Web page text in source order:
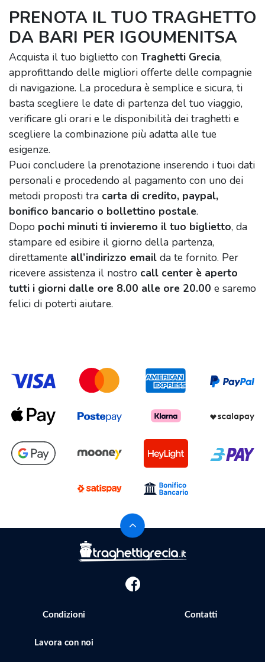
PRENOTA IL TUO TRAGHETTO
DA BARI PER IGOUMENITSA
Acquista il tuo biglietto con Traghetti Grecia,
approfittando delle migliori offerte delle compagnie
di navigazione. La procedura è semplice e sicura, ti
basta scegliere le date di partenza del tuo viaggio,
verificare gli orari e le disponibilità dei traghetti e
scegliere la combinazione più adatta alle tue
esigenze.
Puoi concludere la prenotazione inserendo i tuoi dati
personali e procedendo al pagamento con uno dei
metodi proposti tra carta di credito, paypal,
bonifico bancario o bollettino postale.
Dopo pochi minuti ti invieremo il tuo biglietto, da
stampare ed esibire il giorno della partenza,
direttamente all’indirizzo email da te fornito. Per
ricevere assistenza il nostro call center è aperto
tutti i giorni dalle ore 8.00 alle ore 20.00 e saremo
felici di poterti aiutare.
Condizioni Contatti
Lavora con noi